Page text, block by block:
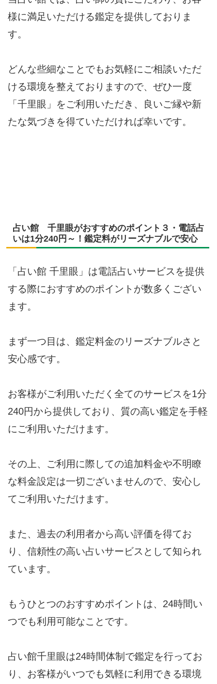
様に満足いただける鑑定を提供しておりま
す。
どんな些細なことでもお気軽にご相談いただ
ける環境を整えておりますので、ぜひ一度
「千里眼」をご利用いただき、良いご縁や新
たな気づきを得ていただければ幸いです。
占い館 千里眼がおすすめのポイント３・電話占
いは1分240円～！鑑定料がリーズナブルで安心
「占い館 千里眼」は電話占いサービスを提供
する際におすすめのポイントが数多くござい
ます。
まず一つ目は、鑑定料金のリーズナブルさと
安心感です。
お客様がご利用いただく全てのサービスを1分
240円から提供しており、質の高い鑑定を手軽
にご利用いただけます。
その上、ご利用に際しての追加料金や不明瞭
な料金設定は一切ございませんので、安心し
てご利用いただけます。
また、過去の利用者から高い評価を得てお
り、信頼性の高い占いサービスとして知られ
ています。
もうひとつのおすすめポイントは、24時間い
つでも利用可能なことです。
占い館千里眼は24時間体制で鑑定を行ってお
り、お客様がいつでも気軽に利用できる環境